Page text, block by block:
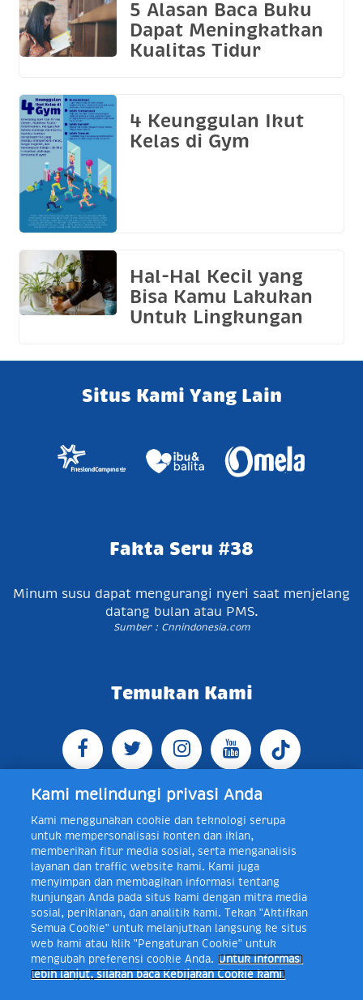
5 Alasan Baca Buku
Dapat Meningkatkan
Kualitas Tidur
4 Keunggulan Ikut
Kelas di Gym
Hal-Hal Kecil yang
Bisa Kamu Lakukan
Untuk Lingkungan
Situs Kami Yang Lain
Fakta Seru #38
Minum susu dapat mengurangi nyeri saat menjelang
datang bulan atau PMS.
Sumber : Cnnindonesia.com
Temukan Kami
Jl. Raya Bogor KM 5, Pasar Rebo, Jakarta Timur,
Indonesia 13760
Telp +62 21 8410945 | PO BOX
4074 Jakarta 13760 Indonesia
Toll Free Layanan Peduli Frisian Flag 0-80018-21-406;
Senin - Jumat, 08:00 - 16:30 WIB, E-mail:
layanan.peduli@frieslandcampina.com
Frisian Flag Indonesia is a subsidiary of Royal FrieslandCampina N.V.
Copyright © 2017. All rights reserved.
Kami melindungi privasi Anda
Kami menggunakan cookie dan teknologi serupa
untuk mempersonalisasi konten dan iklan,
memberikan fitur media sosial, serta menganalisis
layanan dan traffic website kami. Kami juga
menyimpan dan membagikan informasi tentang
kunjungan Anda pada situs kami dengan mitra media
sosial, periklanan, dan analitik kami. Tekan "Aktifkan
Semua Cookie" untuk melanjutkan langsung ke situs
web kami atau klik "Pengaturan Cookie" untuk
mengubah preferensi cookie Anda.
Untuk informasi
lebih lanjut, silakan baca Kebijakan Cookie kami.